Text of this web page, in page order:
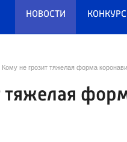
НОВОСТИ
Кому не грозит тяжелая форма
тяжелая